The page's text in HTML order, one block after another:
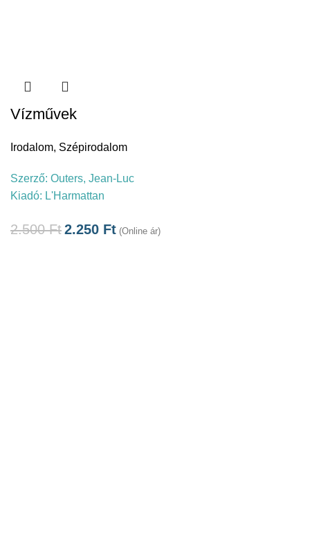
Vízművek
Irodalom, Szépirodalom
Szerző: Outers, Jean-Luc
Kiadó: L'Harmattan
2.500Ft2.250 Ft (Online ár)